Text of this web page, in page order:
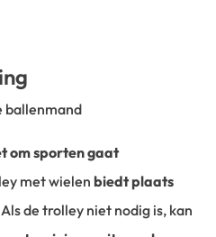
ballenmand
om sporten gaat
met wielenbiedt plaats
Als de trolley niet nodig is, kan